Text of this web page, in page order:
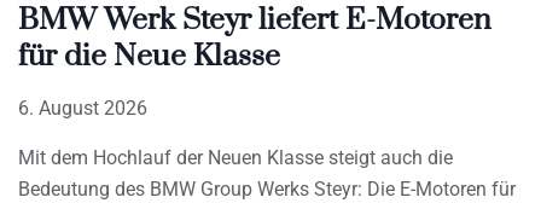
BMW Werk Steyr liefert E-Motoren
für die Neue Klasse
6. August 2026
Mit dem Hochlauf der Neuen Klasse steigt auch die
Bedeutung des BMW Group Werks Steyr: Die E-Motoren für